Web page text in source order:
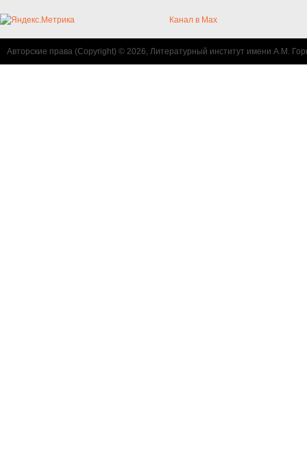
Канал в Max
Авторские права (Copyright) © 2026, Литературный институт имени А.М.